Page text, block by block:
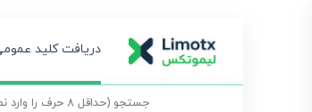
دریافت کلید